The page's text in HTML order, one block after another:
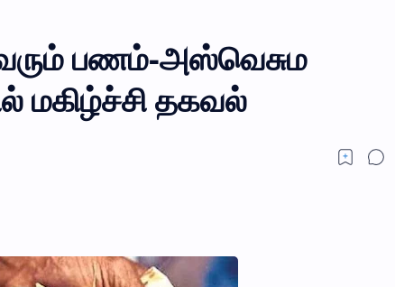
பணம்-அஸ்வெசும
மகிழ்ச்சி தகவல்